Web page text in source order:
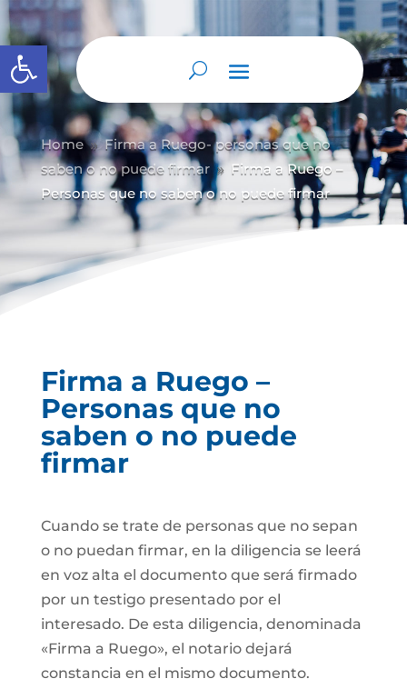
Abrir barra de herramientas
Home 9 Firma a Ruego- personas que no
saben o no puede firmar 9
Firma a Ruego –
Personas que no saben o no puede firmar
Firma a Ruego –
Personas que no
saben o no puede
firmar
Cuando se trate de personas que no sepan
o no puedan firmar, en la diligencia se leerá
en voz alta el documento que será firmado
por un testigo presentado por el
interesado. De esta diligencia, denominada
«Firma a Ruego», el notario dejará
constancia en el mismo documento.